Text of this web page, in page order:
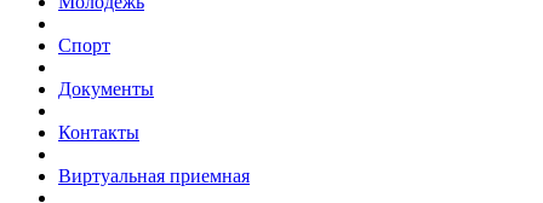
Спорт
Документы
Контакты
Виртуальная приемная